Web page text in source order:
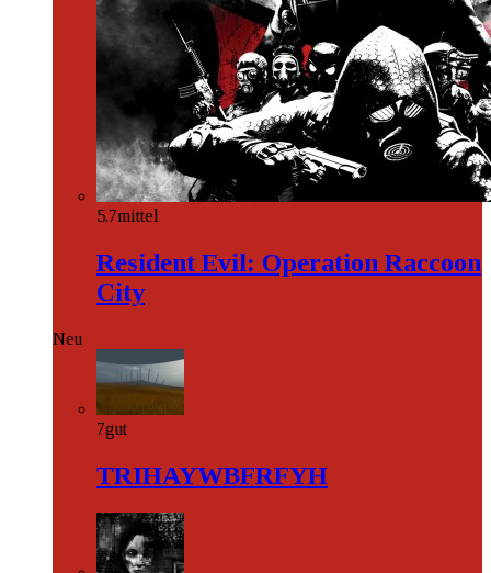
5.7mittel
Resident Evil: Operation Raccoon
City
Neu
7gut
TRIHAYWBFRFYH